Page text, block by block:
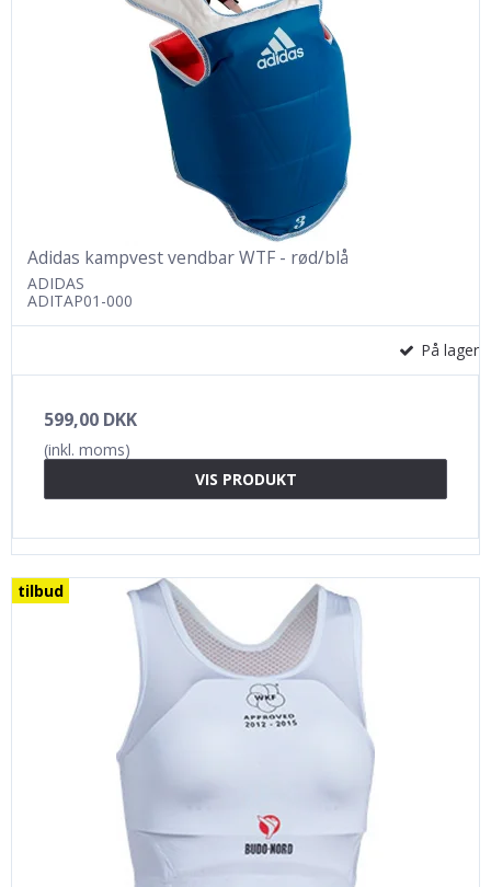
Adidas kampvest vendbar WTF - rød/blå
ADIDAS
ADITAP01-000
På lager
599,00 DKK
(inkl. moms)
VIS PRODUKT
tilbud